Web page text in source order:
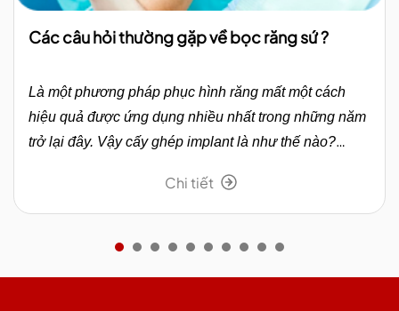
Các câu hỏi thường gặp về bọc răng sứ ?
Là một phương pháp phục hình răng mất một cách
hiệu quả được ứng dụng nhiều nhất trong những năm
trở lại đây. Vậy cấy ghép implant là như thế nào?
Chi tiết